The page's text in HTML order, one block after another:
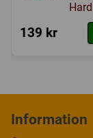
Hard
139 kr
Information